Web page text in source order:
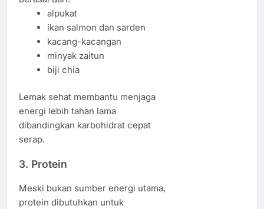
alpukat
ikan salmon dan sarden
kacang-kacangan
minyak zaitun
biji chia
Lemak sehat membantu menjaga
energi lebih tahan lama
dibandingkan karbohidrat cepat
serap.
3. Protein
Meski bukan sumber energi utama,
protein dibutuhkan untuk